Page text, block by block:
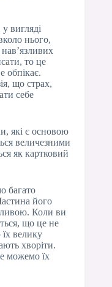
вигляді
нього,
то це
обпікає.
що страх,
себе
які є основою
величезними
як картковий
багато
його
Коли ви
що це не
велику
хворіти.
можемо їх